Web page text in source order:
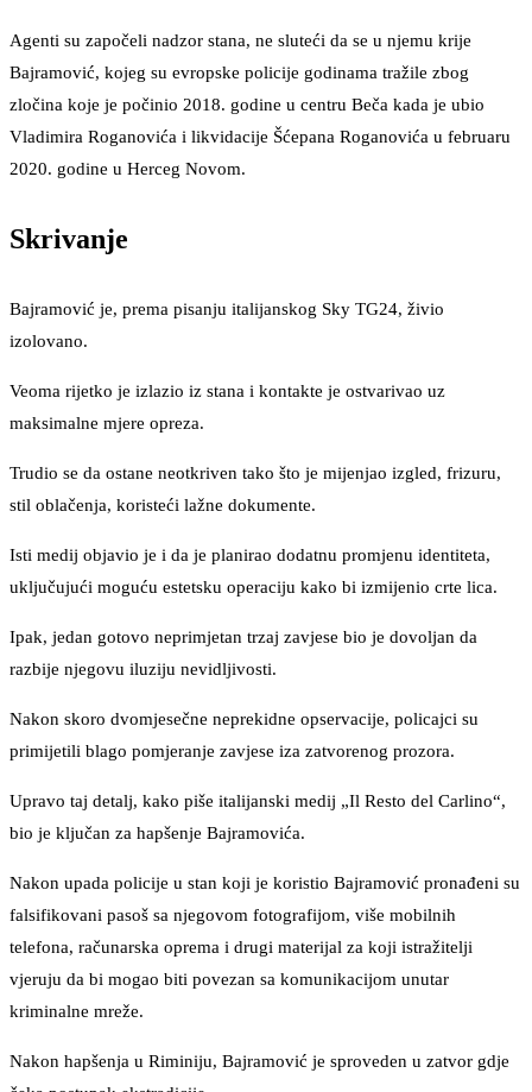
Agenti su započeli nadzor stana, ne sluteći da se u njemu krije
Bajramović, kojeg su evropske policije godinama tražile zbog
zločina koje je počinio 2018. godine u centru Beča kada je ubio
Vladimira Roganovića i likvidacije Šćepana Roganovića u februaru
2020. godine u Herceg Novom.
Skrivanje
Bajramović je, prema pisanju italijanskog Sky TG24, živio
izolovano.
Veoma rijetko je izlazio iz stana i kontakte je ostvarivao uz
maksimalne mjere opreza.
Trudio se da ostane neotkriven tako što je mijenjao izgled, frizuru,
stil oblačenja, koristeći lažne dokumente.
Isti medij objavio je i da je planirao dodatnu promjenu identiteta,
uključujući moguću estetsku operaciju kako bi izmijenio crte lica.
Ipak, jedan gotovo neprimjetan trzaj zavjese bio je dovoljan da
razbije njegovu iluziju nevidljivosti.
Nakon skoro dvomjesečne neprekidne opservacije, policajci su
primijetili blago pomjeranje zavjese iza zatvorenog prozora.
Upravo taj detalj, kako piše italijanski medij „Il Resto del Carlino“,
bio je ključan za hapšenje Bajramovića.
Nakon upada policije u stan koji je koristio Bajramović pronađeni su
falsifikovani pasoš sa njegovom fotografijom, više mobilnih
telefona, računarska oprema i drugi materijal za koji istražitelji
vjeruju da bi mogao biti povezan sa komunikacijom unutar
kriminalne mreže.
Nakon hapšenja u Riminiju, Bajramović je sproveden u zatvor gdje